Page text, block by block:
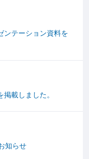
ンテーション資料を
載しました。
知らせ